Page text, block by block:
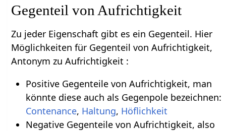
Gegenteil von Aufrichtigkeit
Zu jeder Eigenschaft gibt es ein Gegenteil. Hier
Möglichkeiten für Gegenteil von Aufrichtigkeit,
Antonym zu Aufrichtigkeit :
Positive Gegenteile von Aufrichtigkeit, man
könnte diese auch als Gegenpole bezeichnen:
Contenance, Haltung, Höflichkeit
Negative Gegenteile von Aufrichtigkeit, also